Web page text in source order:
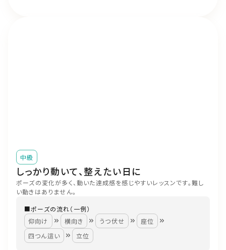
中級
しっかり動いて、整えたい日に
ポーズの変化が多く、動いた達成感を感じやすいレッスンです。難し
い動きはありません。
■ポーズの流れ（一例）
仰向け
横向き うつ伏せ
座位
四つん這い
立位